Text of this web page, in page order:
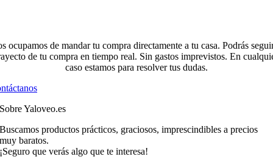
ocupamos de mandar tu compra directamente a tu casa. Podrás
de tu compra en tiempo real. Sin gastos imprevistos. En
caso estamos para resolver tus dudas.
Sobre Yaloveo.es
Buscamos productos prácticos, graciosos, imprescindibles a precios
muy baratos.
¡Seguro que verás algo que te interesa!